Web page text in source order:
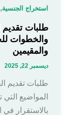
استخراج الجنسية,
طلبات
والخطوات
والمقيمين
ديسمبر 22, 2025
طلبات تقديم
المواضيع
بالاستقرار